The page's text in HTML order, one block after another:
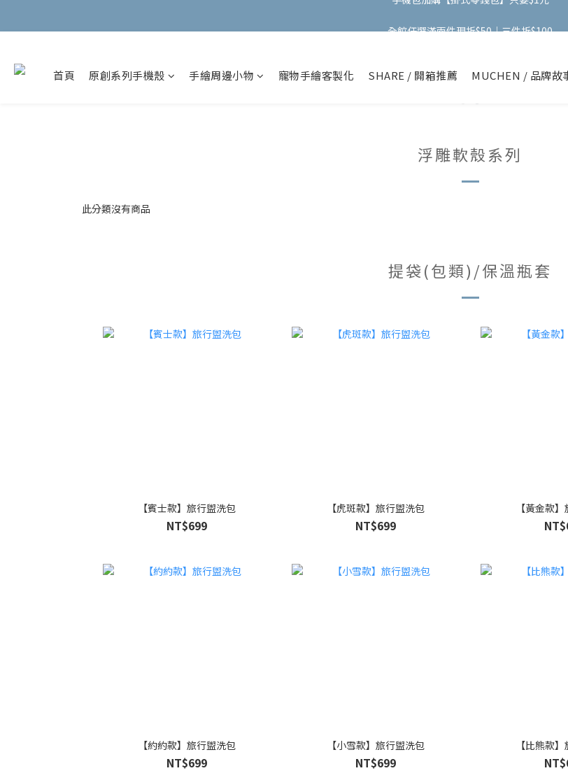
全館任選滿兩件現折$50｜三件折$100
首頁 原創系列手機殼 手繪周邊小物 寵物手繪客製化 SHARE / 開箱推薦 MUCHEN / 品牌故
浮雕軟殼系列
此分類沒有商品
提袋(包類)/保溫瓶套
【賓士款】旅行盥洗包
NT$699
【虎斑款】旅行盥洗包
NT$699
【黃金款
【約約款】旅行盥洗包
NT$699
【小雪款】旅行盥洗包
NT$699
【比熊款